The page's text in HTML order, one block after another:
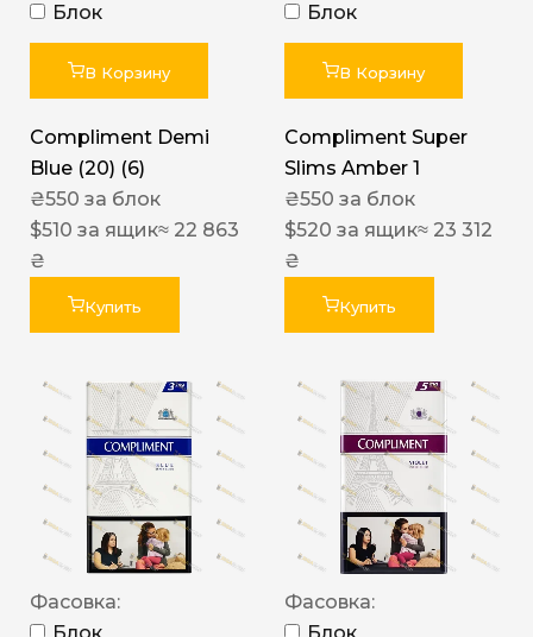
Блок
В Корзину
Compliment Demi
Blue (20) (6)
₴550 за блок
$510 за ящик≈ 22 863
₴
Купить
Блок
В Корзину
Compliment Super
Slims Amber 1
₴550 за блок
$520 за ящик≈ 23 312
₴
Купить
Фасовка:
Фасовка: